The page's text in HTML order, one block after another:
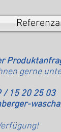
gerne
/ 15 20 25 03